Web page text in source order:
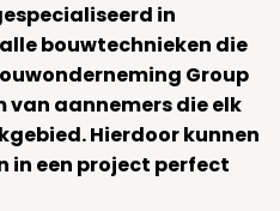
in
bouwtechnieken die
Group
aannemers die elk
Hierdoor kunnen
in een project perfect